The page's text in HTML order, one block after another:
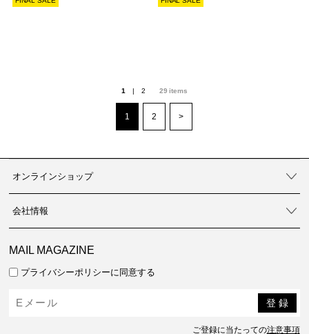
1 | 2 29 items
1 2 >
オンラインショップ
会社情報
MAIL MAGAZINE
プライバシーポリシーに同意する
ご登録に当たっての注意事項